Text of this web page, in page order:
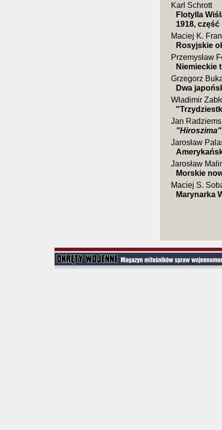
Karl Schrott
Flotylla
1918, część
Maciej K.
Rosyjskie
Przemysław
Niemieckie
Grzegorz
Dwa
Władimir
Jan
"Hiroszima"
Jarosław
Jarosław
Morskie
Maciej S.
Marynarka